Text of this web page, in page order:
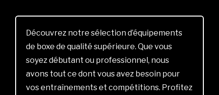
Découvrez notre sélection d’équipements
de boxe de qualité supérieure. Que vous
soyez débutant ou professionnel, nous
avons tout ce dont vous avez besoin pour
vos entraînements et compétitions. Profitez